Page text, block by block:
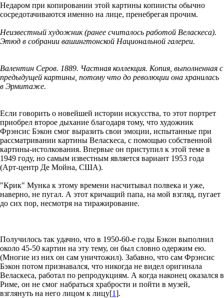
Недаром при копировании этой картины копиисты обычно
сосредотачиваются именно на лице, пренебрегая прочим.
Неизвестный художник (ранее считалось работой Веласкеса).
Этюд в собрании вашингтонской Национальной галереи.
Валентин Серов. 1889. Частная коллекция. Копия, выполненная с
предыдущей картины, потому что до революции она хранилась
в Эрмитаже.
Если говорить о новейшей истории искусства, то этот портрет
приобрел второе дыхание благодаря тому, что художник
Фрэнсис Бэкон смог выразить свои эмоции, испытанные при
рассматривании картины Веласкеса, с помощью собственной
картины-истолкования. Впервые он приступил к этой теме в
1949 году, но самым известным является вариант 1953 года
(Арт-центр Де Мойна, США).
"Крик" Мунка к этому времени насчитывал полвека и уже,
наверно, не пугал. А этот кричащий папа, на мой взгляд, пугает
до сих пор, несмотря на тиражирование.
Получилось так удачно, что в 1950-60-е годы Бэкон выполнил
около 45-50 картин на эту тему, он был словно одержим ею.
(Многие из них он сам уничтожил). Забавно, что сам Фрэнсис
Бэкон потом признавался, что никогда не видел оригинала
Веласкеса, работал по репродукциям. А когда наконец оказался в
Риме, он не смог набраться храбрости и пойти в музей,
взглянуть на него лицом к лицу[1].